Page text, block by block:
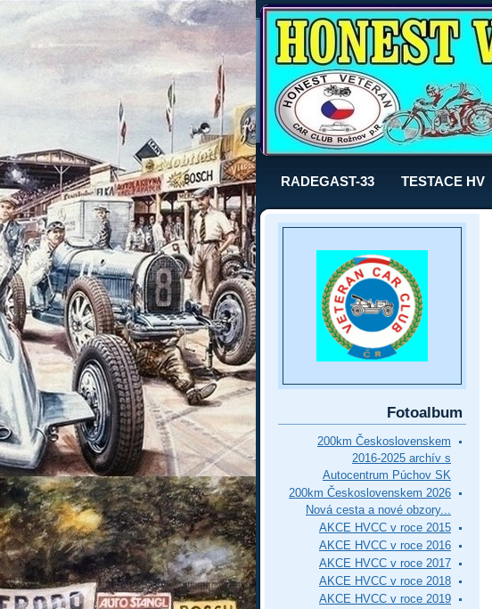
RADEGAST-33 TESTACE HV
Fotoalbum
200km Československem
2016-2025 archív s
Autocentrum Púchov SK
200km Československem 2026
Nová cesta a nové obzory...
AKCE HVCC v roce 2015
AKCE HVCC v roce 2016
AKCE HVCC v roce 2017
AKCE HVCC v roce 2018
AKCE HVCC v roce 2019